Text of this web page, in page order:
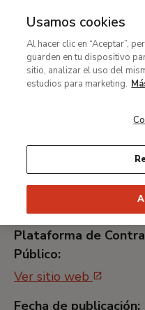
MENÚ
contenido
principal
de
para la
Identificador
Plataforma de
Público:
Ver sitio web
Fecha de publicación:
Usamos cookies
Al hacer clic en “Aceptar”,
guarden en tu dispositivo
sitio, analizar el uso del
estudios para marketing.